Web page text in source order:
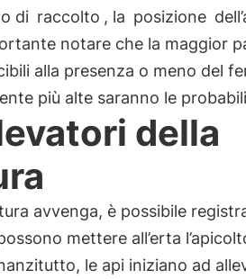
di raccolto , la posizione
notare che la maggior
alla presenza o meno del
più alte saranno le
della
avvenga, è possibile
mettere all’erta
le api iniziano ad